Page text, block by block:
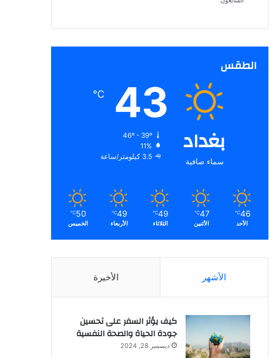
الطقس
بغداد
سماء صافية
43
℃
46º - 39º
11%
3.5 كيلومتر/ساعة
46
℃
الأحد
47
℃
الأثنين
49
℃
الثلاثاء
49
℃
الأربعاء
50
℃
الخميس
الأشهر الأخيرة
كيف يؤثر السفر على تحسين
جودة الحياة والصحة النفسية
ديسمبر 28, 2024